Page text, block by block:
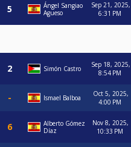
Ángel Sangiao
Agueso
Sep 21, 2025,
6:31 PM
Simón Castro
Sep 18, 2025,
8:54 PM
Ismael Balboa
Oct 5, 2025,
4:00 PM
Alberto Gómez
Díaz
Nov 8, 2025,
10:33 PM